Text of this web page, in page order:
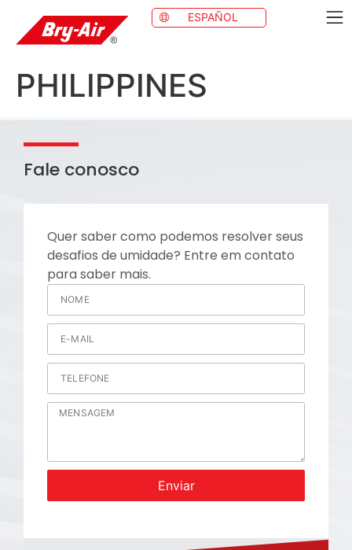
ESPAÑOL
PHILIPPINES
Quer saber como podemos resolver seus
desafios de umidade? Entre em contato
para saber mais.
Enviar
Fale conosco